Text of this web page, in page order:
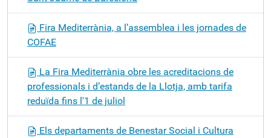
Fira Mediterrània, a l’assemblea i les jornades de
COFAE
La Fira Mediterrània obre les acreditacions de
professionals i d’estands de la Llotja, amb tarifa
reduïda fins l'1 de juliol
Els departaments de Benestar Social i Cultura